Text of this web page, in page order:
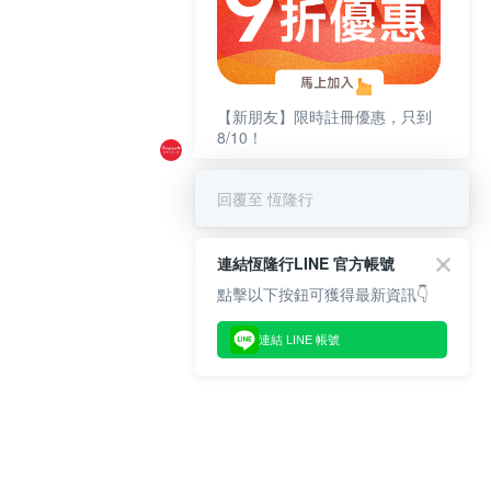
【新朋友】限時註冊優惠，只到
8/10！
回覆至 恆隆行
連結恆隆行LINE 官方帳號
點擊以下按鈕可獲得最新資訊👇
連結 LINE 帳號